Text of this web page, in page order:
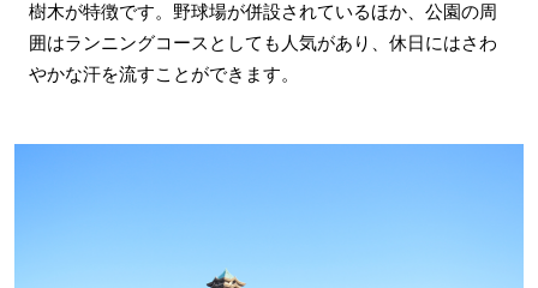
樹木が特徴です。野球場が併設されているほか、公園の周
囲はランニングコースとしても人気があり、休日にはさわ
やかな汗を流すことができます。